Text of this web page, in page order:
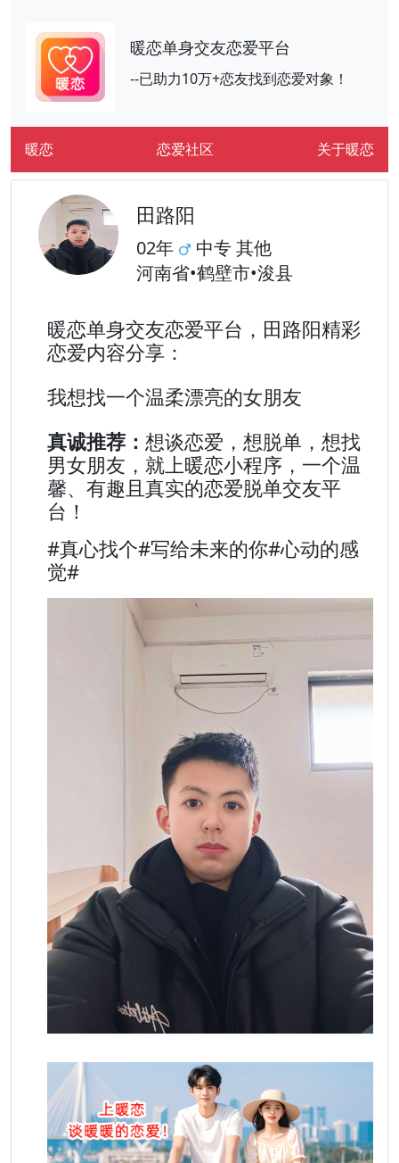
暖恋单身交友恋爱平台
--已助力10万+恋友找到恋爱对象！
暖恋 恋爱社区 关于暖恋
田路阳
02年
中专 其他
河南省•鹤壁市•浚县
暖恋单身交友恋爱平台，田路阳精彩
恋爱内容分享：
我想找一个温柔漂亮的女朋友
真诚推荐： 想谈恋爱，想脱单，想找
男女朋友，就上暖恋小程序，一个温
馨、有趣且真实的恋爱脱单交友平
台！
#真心找个#写给未来的你#心动的感
觉#